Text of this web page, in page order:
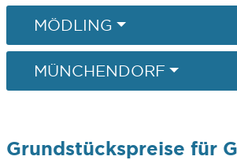
MÖDLING
MÜNCHENDORF
Grundstückspreise für